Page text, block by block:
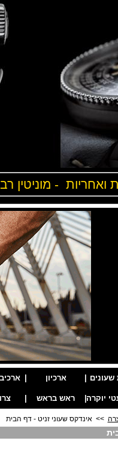
ואחריות - מוניטין
שעונים ארכיון
יוקרה ראש בראש
>> אינדקס שעוני זניט - דף הבית